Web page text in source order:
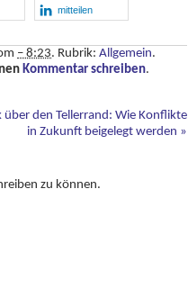
mitteilen
– 8:23. Rubrik: Allgemein.
Kommentar schreiben.
über den Tellerrand: Wie Konflikte
in Zukunft beigelegt werden »
zu können.